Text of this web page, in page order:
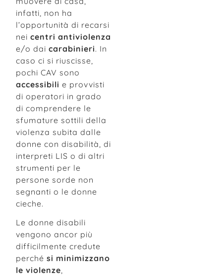
infatti, non ha
l’opportunità di recarsi
nei centri antiviolenza
e/o dai carabinieri. In
caso ci si riuscisse,
pochi CAV sono
accessibili e provvisti
di operatori in grado
di comprendere le
sfumature sottili della
violenza subita dalle
donne con disabilità, di
interpreti LIS o di altri
strumenti per le
persone sorde non
segnanti o le donne
cieche.
Le donne disabili
vengono ancor più
difficilmente credute
perché si minimizzano
le violenze,